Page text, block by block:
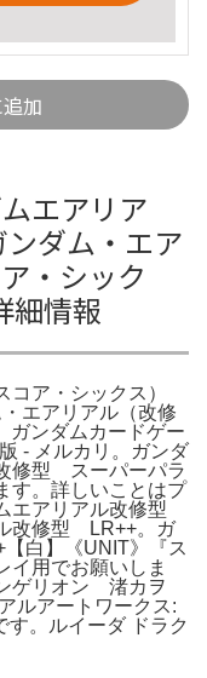
加
エアリア
ダム・エア
・シック
細情報
ア・シックス）
エアリアル（改修
ガンダムカードゲー
- メルカリ。ガンダ
修型 スーパーパラ
す。詳しいことはプ
エアリアル改修型
改修型 LR++。ガ
白】《UNIT》『ス
イ用でお願いしま
ゲリオン 渚カヲ
ルアートワークス:
。ルイーダ ドラク